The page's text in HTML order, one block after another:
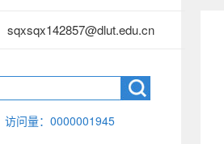
sqxsqx142857@dlut.edu.cn
访问量： 0000001945